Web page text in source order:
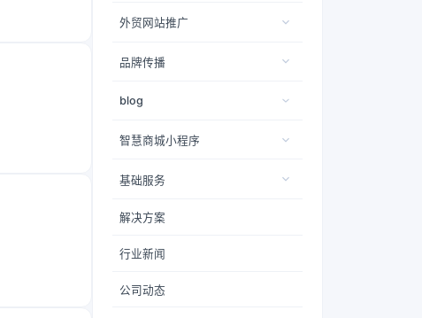
外贸网站推广
品牌传播
blog
智慧商城小程序
基础服务
解决方案
行业新闻
公司动态